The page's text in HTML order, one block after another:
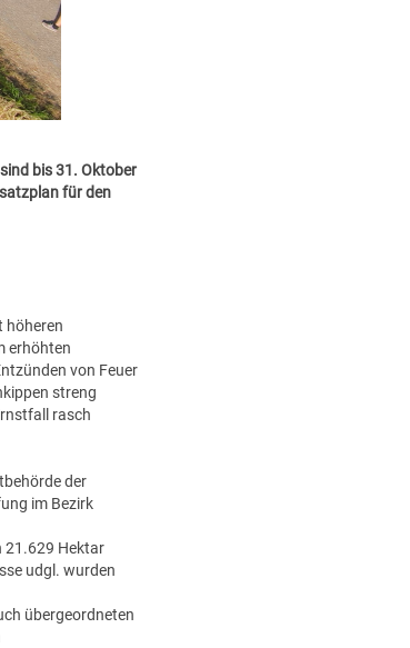
bis 31. Oktober
für den
höheren
erhöhten
von Feuer
streng
rasch
der
im Bezirk
21.629 Hektar
udgl. wurden
übergeordneten